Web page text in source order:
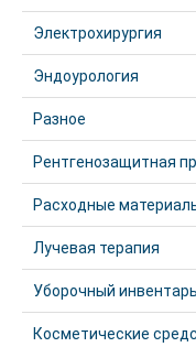
Электрохирургия
Эндоурология
Разное
Рентгенозащитная
Расходные
Лучевая терапия
Уборочный
Косметические